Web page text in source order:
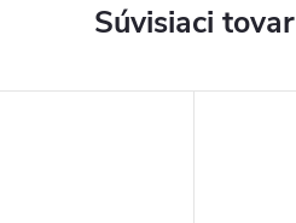
Súvisiaci tovar